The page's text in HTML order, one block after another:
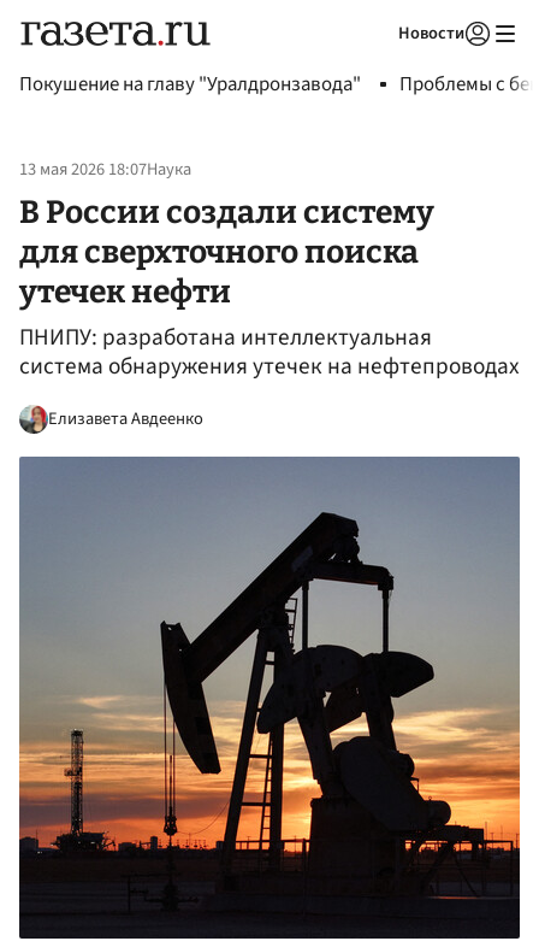
Новости
Покушение на главу "Уралдронзавода" Проблемы с
13 мая 2026 18:07Наука
В России создали систему
для сверхточного поиска
утечек нефти
ПНИПУ: разработана интеллектуальная
система обнаружения утечек на нефтепроводах
Елизавета Авдеенко